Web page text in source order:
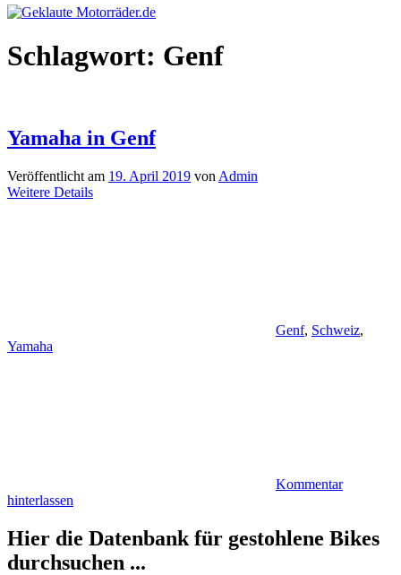
Schlagwort: Genf
Yamaha in Genf
Veröffentlicht am 19. April 2019 von Admin
Weitere Details
Genf, Schweiz,
Yamaha
Kommentar
hinterlassen
Hier die Datenbank für gestohlene Bikes
durchsuchen ...